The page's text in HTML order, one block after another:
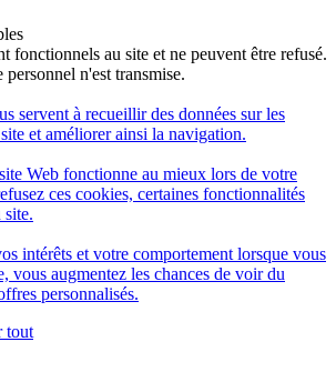
fonctionnels au site et ne peuvent être refusé.
n'est transmise.
servent à recueillir des données sur les
et améliorer ainsi la navigation.
Web fonctionne au mieux lors de votre
ces cookies, certaines fonctionnalités
site.
intérêts et votre comportement lorsque vous
vous augmentez les chances de voir du
personnalisés.
tout